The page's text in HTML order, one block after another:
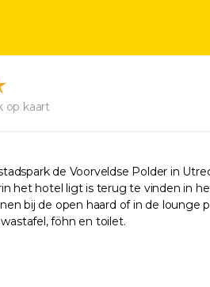
op kaart
de Voorveldse Polder in
het hotel ligt is terug te vinden in
bij de open haard of in de lounge
föhn en toilet.